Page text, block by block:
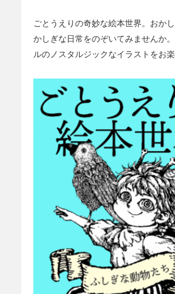
ごとうえりの奇妙な絵本世界。おか
かしぎな日常をのぞいてみませんか
ルのノスタルジックなイラストをお楽